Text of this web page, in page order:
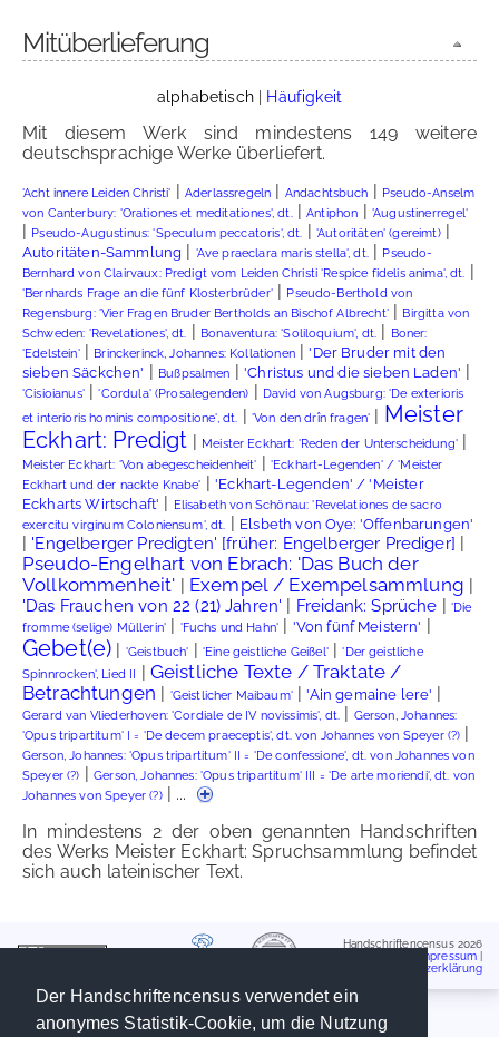
Der Handschriftencensus verwendet ein
anonymes Statistik-Cookie, um die Nutzung
Mitüberlieferung
alphabetisch| Häufigkeit
Mit diesem Werk sind mindestens 149 weitere
deutschsprachige Werke überliefert.
'Acht innere Leiden Christi' | Aderlassregeln | Andachtsbuch | Pseudo-Anselm
von Canterbury: 'Orationes et meditationes', dt.|Antiphon | 'Augustinerregel'
| Pseudo-Augustinus: 'Speculum peccatoris', dt. |'Autoritäten' (gereimt)|
Autoritäten-Sammlung | 'Ave praeclara maris stella', dt.| Pseudo-
Bernhard von Clairvaux: Predigt vom Leiden Christi 'Respice fidelis anima', dt. |
'Bernhards Frage an die fünf Klosterbrüder'| Pseudo-Berthold von
Regensburg: 'Vier Fragen Bruder Bertholds an Bischof Albrecht'| Birgitta von
Schweden: 'Revelationes', dt. | Bonaventura: 'Soliloquium', dt. | Boner:
'Edelstein'| Brinckerinck, Johannes: Kollationen|'Der Bruder mit den
sieben Säckchen' | Bußpsalmen |'Christus und die sieben Laden' |
'Cisioianus'|'Cordula' (Prosalegenden) | David von Augsburg: 'De exterioris
et interioris hominis compositione', dt. | 'Von den drîn fragen' | Meister
Eckhart: Predigt | Meister Eckhart: 'Reden der Unterscheidung'|
Meister Eckhart: 'Von abegescheidenheit' | 'Eckhart-Legenden' / 'Meister
Eckhart und der nackte Knabe' |'Eckhart-Legenden' / 'Meister
Eckharts Wirtschaft' | Elisabeth von Schönau: 'Revelationes de sacro
exercitu virginum Coloniensum', dt. | Elsbeth von Oye: 'Offenbarungen'
| 'Engelberger Predigten' [früher: Engelberger Prediger] |
Pseudo-Engelhart von Ebrach: 'Das Buch der
Vollkommenheit' | Exempel / Exempelsammlung |
'Das Frauchen von 22 (21) Jahren' | Freidank: Sprüche | 'Die
fromme (selige) Müllerin' | 'Fuchs und Hahn' | 'Von fünf Meistern' |
Gebet(e) | 'Geistbuch' |'Eine geistliche Geißel'|'Der geistliche
Spinnrocken', Lied II | Geistliche Texte / Traktate /
Betrachtungen | 'Geistlicher Maibaum'|'Ain gemaine lere' |
Gerard van Vliederhoven: 'Cordiale de IV novissimis', dt. | Gerson, Johannes:
'Opus tripartitum' I = 'De decem praeceptis', dt. von Johannes von Speyer (?) |
Gerson, Johannes: 'Opus tripartitum' II = 'De confessione', dt. von Johannes von
Speyer (?) |Gerson, Johannes: 'Opus tripartitum' III = 'De arte moriendi', dt. von
Johannes von Speyer (?)| ...
In mindestens 2 der oben genannten Handschriften
des Werks Meister Eckhart: Spruchsammlung befindet
sich auch lateinischer Text.
Handschriftencensus 2026
Impressum
Datenschutzerklärung